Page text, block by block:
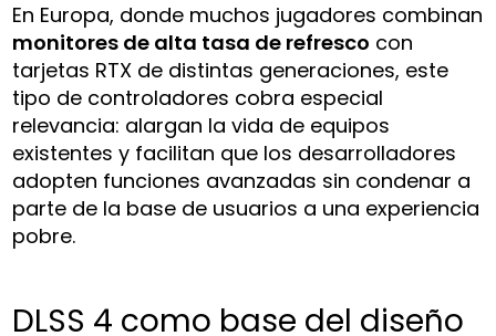
En Europa, donde muchos jugadores combinan
monitores de alta tasa de refresco con
tarjetas RTX de distintas generaciones, este
tipo de controladores cobra especial
relevancia: alargan la vida de equipos
existentes y facilitan que los desarrolladores
adopten funciones avanzadas sin condenar a
parte de la base de usuarios a una experiencia
pobre.
DLSS 4 como base del diseño